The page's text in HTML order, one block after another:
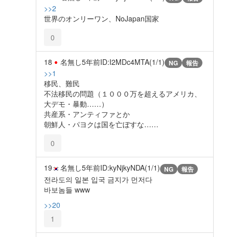
>>2
世界のオンリーワン、NoJapan国家
0
18 名無し5年前ID:I2MDc4MTA(1/1) NG 報告
>>1
移民、難民
不法移民の問題（１０００万を超えるアメリカ、
大デモ・暴動……）
共産系・アンティファとか
朝鮮人・パヨクは国を亡ぼすな……
0
19 名無し5年前ID:kyNjkyNDA(1/1) NG 報告
전라도의 일본 입국 금지가 먼저다
바보놈들 www
>>20
1